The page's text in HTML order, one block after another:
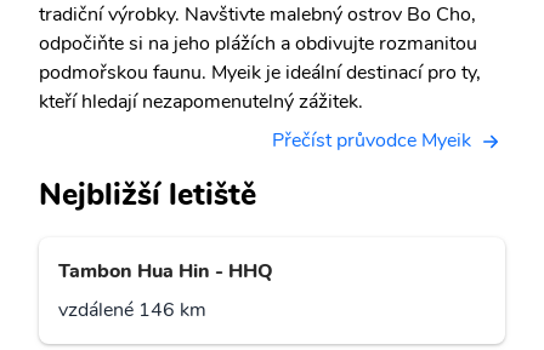
tradiční výrobky. Navštivte malebný ostrov Bo Cho,
odpočiňte si na jeho plážích a obdivujte rozmanitou
podmořskou faunu. Myeik je ideální destinací pro ty,
kteří hledají nezapomenutelný zážitek.
Přečíst průvodce Myeik
Nejbližší letiště
Tambon Hua Hin - HHQ
vzdálené 146 km